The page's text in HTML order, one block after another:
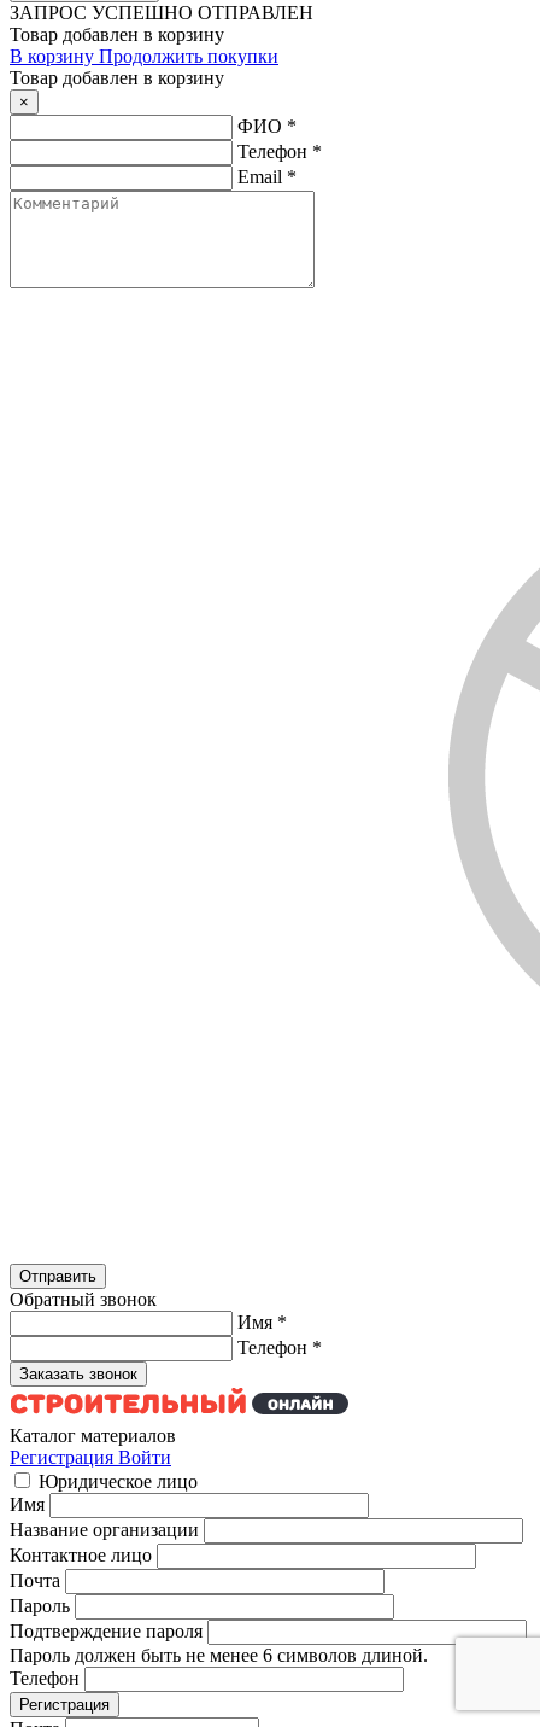
ЗАПРОС УСПЕШНО ОТПРАВЛЕН
Товар добавлен в корзину
В корзину Продолжить покупки
Товар добавлен в корзину
×
ФИО *
Телефон *
Email *
Обратный звонок
Имя *
Телефон *
Каталог материалов
Регистрация Войти
Юридическое лицо
Имя
Название организации
Контактное лицо
Почта
Пароль
Подтверждение пароля
Пароль должен быть не менее 6 символов длиной.
Телефон